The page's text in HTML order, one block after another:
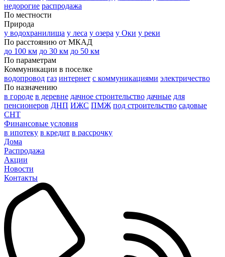
недорогие распродажа
По местности
Природа
у водохранилища у леса у озера у Оки у реки
По расстоянию от МКАД
до 100 км до 30 км до 50 км
По параметрам
Коммуникации в поселке
водопровод газ интернет с коммуникациями электричество
По назначению
в городе в деревне дачное строительство дачные для
пенсионеров ДНП ИЖС ПМЖ под строительство садовые
СНТ
Финансовые условия
в ипотеку в кредит в рассрочку
Дома
Распродажа
Акции
Новости
Контакты